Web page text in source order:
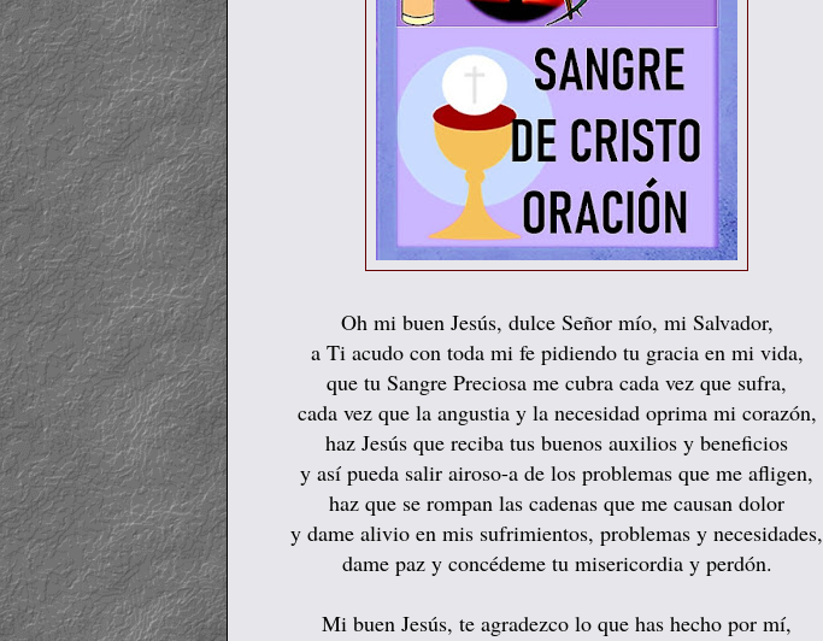
Oh mi buen Jesús, dulce Señor mío, mi Salvador,
a Ti acudo con toda mi fe pidiendo tu gracia en mi vida,
que tu Sangre Preciosa me cubra cada vez que sufra,
cada vez que la angustia y la necesidad oprima mi corazón,
haz Jesús que reciba tus buenos auxilios y beneficios
y así pueda salir airoso-a de los problemas que me afligen,
haz que se rompan las cadenas que me causan dolor
y dame alivio en mis sufrimientos, problemas y necesidades,
dame paz y concédeme tu misericordia y perdón.
Mi buen Jesús, te agradezco lo que has hecho por mí,